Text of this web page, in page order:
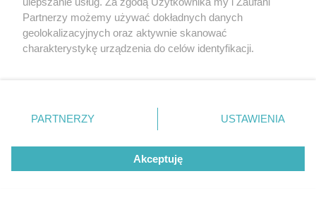
NAJNOWSZE NEWSY:
Partnerzy możemy używać dokładnych danych
geolokalizacyjnych oraz aktywnie skanować
charakterystykę urządzenia do celów identyfikacji.
zmienić/wycofać klikając przycisk ustawień prywatności
znajdujący się w lewym dolnym rogu strony
rodzaje przetwarzania danych nie wymagają zgody
użytkownika, ale masz prawo sprzeciwić się takiemu
przetwarzaniu. Preferencje będą miały zastosowanie tylko
PARTNERZY USTAWIENIA
Akceptuję